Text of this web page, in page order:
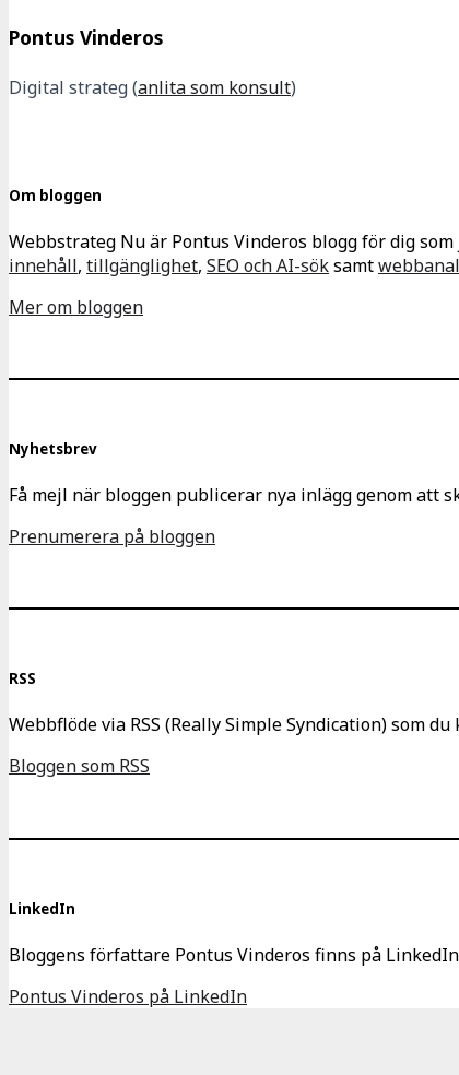
Pontus Vinderos
Digital strateg (anlita som konsult)
Om bloggen
Webbstrateg Nu är Pontus Vinderos blogg för dig
innehåll, tillgänglighet, SEO och AI-söksamt
Mer om bloggen
Nyhetsbrev
Få mejl när bloggen publicerar nya inlägg genom att
Prenumerera på bloggen
RSS
Webbflöde via RSS (Really Simple Syndication) som
Bloggen som RSS
LinkedIn
Bloggens författare Pontus Vinderos finns på
Pontus Vinderos på LinkedIn